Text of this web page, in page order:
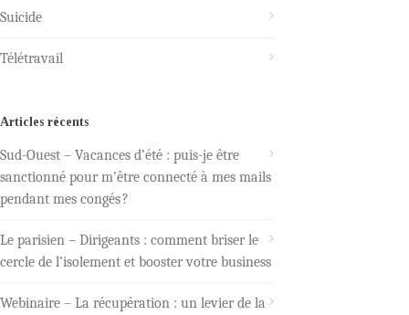
Suicide
Télétravail
Articles récents
Sud-Ouest – Vacances d’été : puis-je être
sanctionné pour m’être connecté à mes mails
pendant mes congés ?
Le parisien – Dirigeants : comment briser le
cercle de l’isolement et booster votre business
Webinaire – La récupération : un levier de la